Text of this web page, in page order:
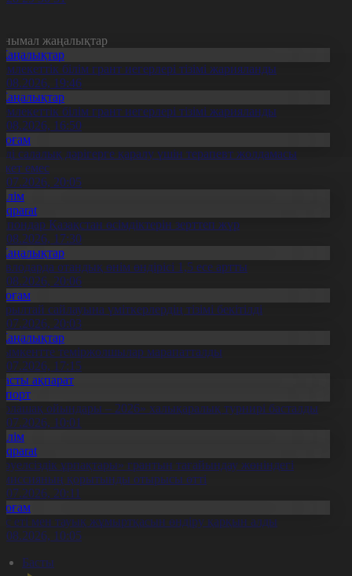
жаңалықтар
білім грант иегерлері тізімі жарияланды
19:46
білім грант иегерлері тізімі жарияланды
16:50
салалық дәрігерге қаралу үшін терапевт жолдамасы
емес
20:05
Қазақстан өсімдіктерін зерттеп жүр
17:30
отандық өнім өндірісі 1,5 есе артты
20:06
сайлауына үміткерлердің тізімі бекітілді
20:03
теміржолшылар марапатталды
17:15
ақпарат
ойындары – 2026» халықаралық турнирі басталды
10:01
ұрпақтары» грантын тағайындау жөніндегі
қорытынды отырысы өтті
20:11
еті мен тауық жұмыртқасын өндіру қарқын алды
10:05
Басты